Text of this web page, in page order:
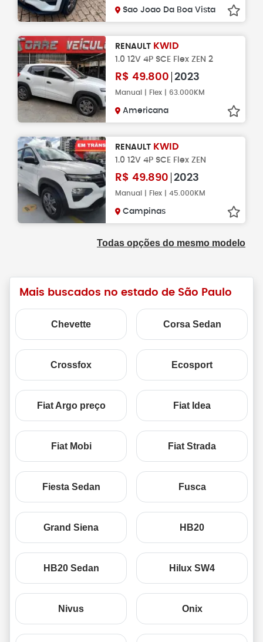
Sao Joao Da Boa Vista
RENAULT KWID
1.0 12V 4P SCE Flex ZEN 2
R$ 49.800 2023
Manual | Flex | 63.000KM
Americana
RENAULT KWID
1.0 12V 4P SCE Flex ZEN
R$ 49.890 2023
Manual | Flex | 45.000KM
Campinas
Todas opções do mesmo modelo
Mais buscados no estado de São Paulo
Chevette Corsa Sedan
Crossfox Ecosport
Fiat Argo preço Fiat Idea
Fiat Mobi Fiat Strada
Fiesta Sedan Fusca
Grand Siena HB20
HB20 Sedan Hilux SW4
Nivus Onix